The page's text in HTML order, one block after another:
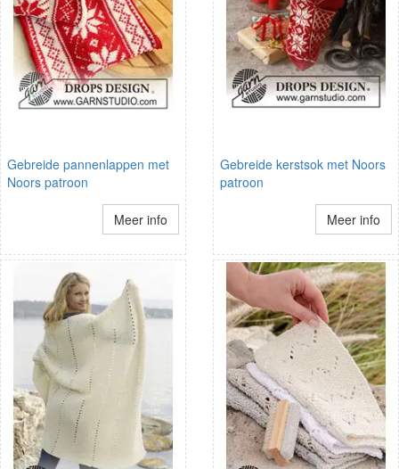
Gebreide pannenlappen met
Noors patroon
Meer info
Gebreide kerstsok met Noors
patroon
Meer info